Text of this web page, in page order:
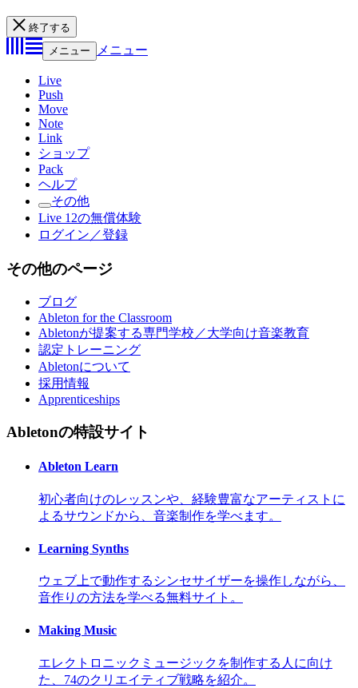
終了する
メニュー
メニュー
Live
Push
Move
Note
Link
ショップ
Pack
ヘルプ
その他
Live 12の無償体験
ログイン／登録
その他のページ
ブログ
Ableton for the Classroom
Abletonが提案する専門学校／大学向け音楽教育
認定トレーニング
Abletonについて
採用情報
Apprenticeships
Abletonの特設サイト
Ableton Learn
初心者向けのレッスンや、経験豊富なアーティストに
よるサウンドから、音楽制作を学べます。
Learning Synths
ウェブ上で動作するシンセサイザーを操作しながら、
音作りの方法を学べる無料サイト。
Making Music
エレクトロニックミュージックを制作する人に向け
た、74のクリエイティブ戦略を紹介。